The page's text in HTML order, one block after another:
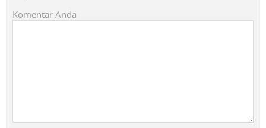
Komentar Anda